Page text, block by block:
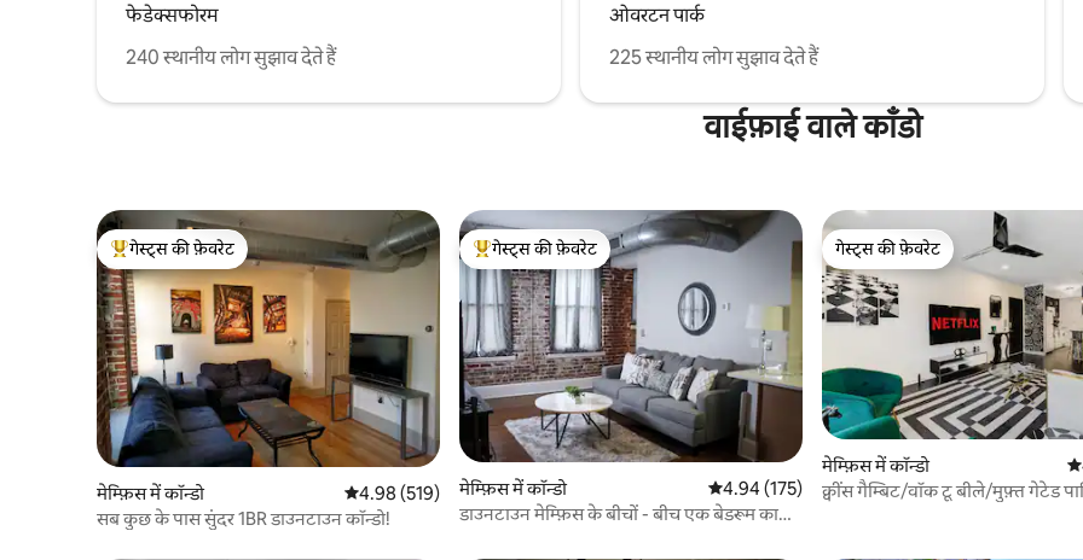
फेडेक्सफोरम
240 स्थानीय लोग सुझाव देते हैं
ओवरटन पार्क
225 स्थानीय लोग सुझाव देते हैं
वाईफ़ाई वाले काँडो
गेस्ट्स का टॉप फ़ेवरेट
गेस्ट्स की फ़ेवरेट
मेम्फ़िस में कॉन्डो औसत रेटिंग 5 में से 4.98, 519 समीक्षाएँ
4.98 (519)
सब कुछ के पास सुंदर 1BR डाउनटाउन कॉन्डो!
गेस्ट्स का टॉप फ़ेवरेट
गेस्ट्स की फ़ेवरेट
मेम्फ़िस में कॉन्डो औसत रेटिंग 5 में से 4.94, 175 समीक्षाएँ
4.94 (175)
डाउनटाउन मेम्फ़िस के बीचों - बीच एक बेडरूम का
गेस्ट्स की फ़ेवरेट
गेस्ट्स की फ़ेवरेट
मेम्फ़िस में कॉन्डो
क्वींस गैम्बिट/वॉक टू बीले/मुफ़्त गेटेड